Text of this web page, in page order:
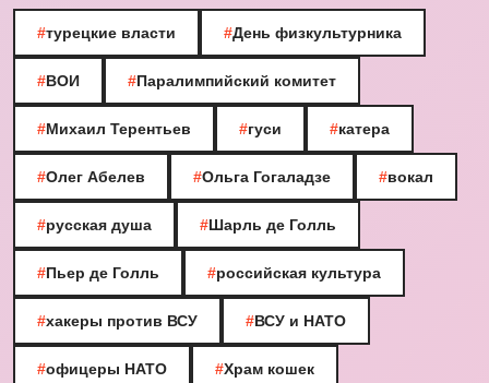
#турецкие власти #День физкультурника
#ВОИ #Паралимпийский комитет
#Михаил Терентьев #гуси #катера
#Олег Абелев #Ольга Гогаладзе #вокал
#русская душа #Шарль де Голль
#Пьер де Голль #российская культура
#хакеры против ВСУ #ВСУ и НАТО
#офицеры НАТО #Храм кошек